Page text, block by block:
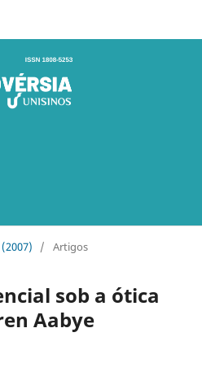
/ Artigos
sob a ótica
Aabye